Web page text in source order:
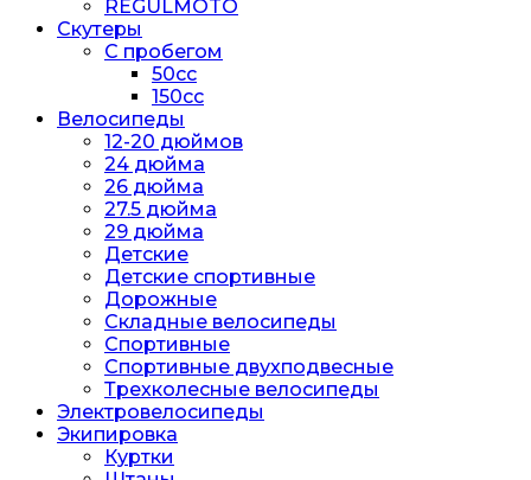
REGULMOTO
Скутеры
С пробегом
50cc
150cc
Велосипеды
12-20 дюймов
24 дюйма
26 дюйма
27.5 дюйма
29 дюйма
Детские
Детские спортивные
Дорожные
Складные велосипеды
Спортивные
Спортивные двухподвесные
Трехколесные велосипеды
Электровелосипеды
Экипировка
Куртки